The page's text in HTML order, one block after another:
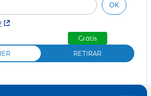
OK
RETIRAR
Grátis